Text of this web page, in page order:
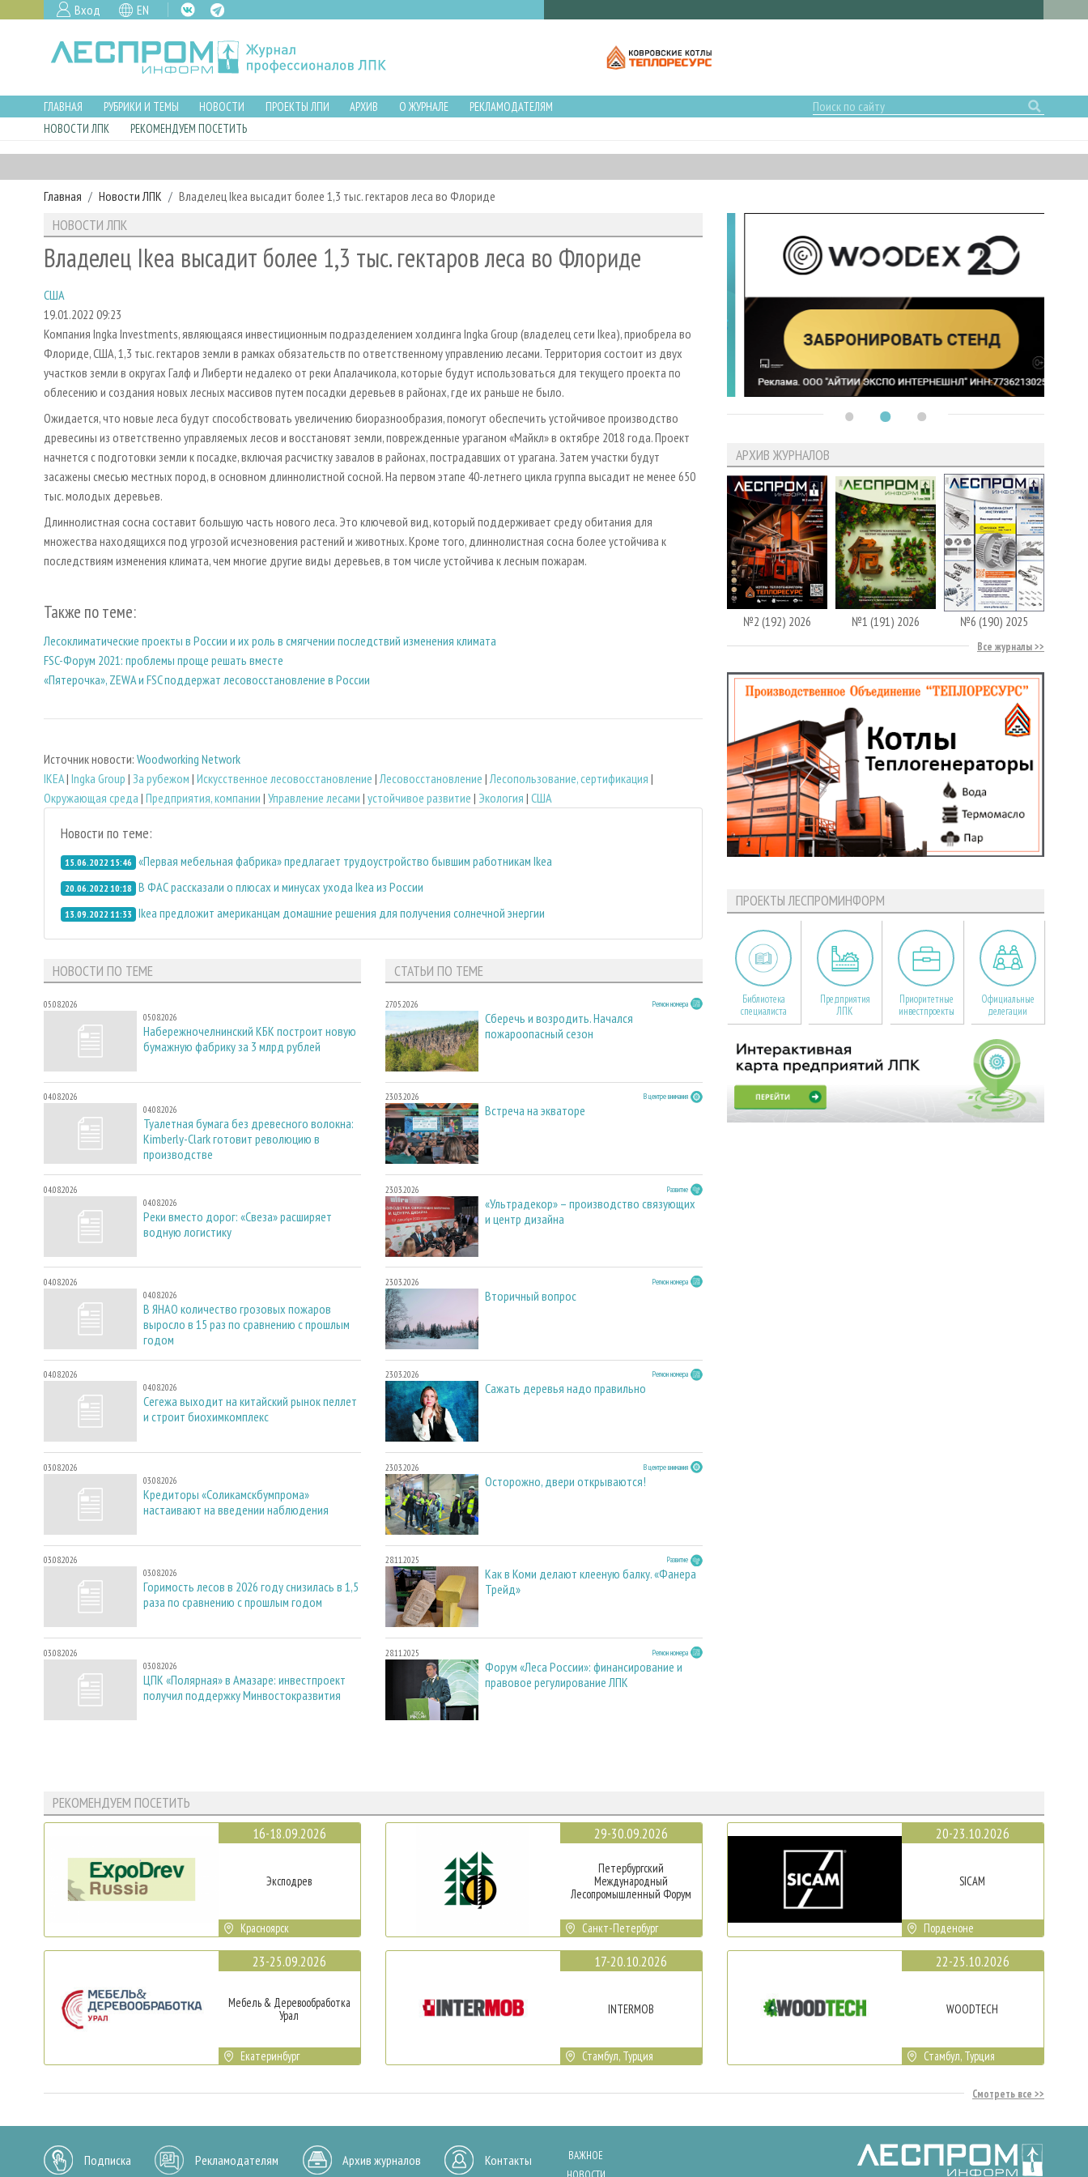
Вход EN
ГЛАВНАЯ РУБРИКИ И ТЕМЫ НОВОСТИ ПРОЕКТЫ ЛПИ АРХИВ О ЖУРНАЛЕ
РЕКЛАМОДАТЕЛЯМ
НОВОСТИ ЛПК
РЕКОМЕНДУЕМ ПОСЕТИТЬ
Главная Новости ЛПК Владелец Ikea высадит более 1,3 тыс. гектаров леса во Флориде
НОВОСТИ ЛПК
Владелец Ikea высадит более 1,3 тыс. гектаров леса во Флориде
США
19.01.2022 09:23
Компания Ingka Investments, являющаяся инвестиционным подразделением холдинга Ingka Group (владелец сети Ikea), приобрела во
Флориде, США, 1,3 тыс. гектаров земли в рамках обязательств по ответственному управлению лесами. Территория состоит из двух
участков земли в округах Галф и Либерти недалеко от реки Апалачикола, которые будут использоваться для текущего проекта по
облесению и создания новых лесных массивов путем посадки деревьев в районах, где их раньше не было.
Ожидается, что новые леса будут способствовать увеличению биоразнообразия, помогут обеспечить устойчивое производство
древесины из ответственно управляемых лесов и восстановят земли, поврежденные ураганом «Майкл» в октябре 2018 года. Проект
начнется с подготовки земли к посадке, включая расчистку завалов в районах, пострадавших от урагана. Затем участки будут
засажены смесью местных пород, в основном длиннолистной сосной. На первом этапе 40-летнего цикла группа высадит не менее 650
тыс. молодых деревьев.
Длиннолистная сосна составит большую часть нового леса. Это ключевой вид, который поддерживает среду обитания для
множества находящихся под угрозой исчезновения растений и животных. Кроме того, длиннолистная сосна более устойчива к
последствиям изменения климата, чем многие другие виды деревьев, в том числе устойчива к лесным пожарам.
Также по теме:
Лесоклиматические проекты в России и их роль в смягчении последствий изменения климата
FSC-Форум 2021: проблемы проще решать вместе
«Пятерочка», ZEWA и FSC поддержат лесовосстановление в России
Источник новости: Woodworking Network
IKEA| Ingka Group | За рубежом | Искусственное лесовосстановление |Лесовосстановление |Лесопользование, сертификация |
Окружающая среда | Предприятия, компании | Управление лесами | устойчивое развитие | Экология | США
Новости по теме:
15.06.2022 15:46 «Первая мебельная фабрика» предлагает трудоустройство бывшим работникам Ikea
20.06.2022 10:18 В ФАС рассказали о плюсах и минусах ухода Ikea из России
13.09.2022 11:33 Ikea предложит американцам домашние решения для получения солнечной энергии
НОВОСТИ ПО ТЕМЕ
05.08.2026
05.08.2026
Набережночелнинский КБК построит новую
бумажную фабрику за 3 млрд рублей
04.08.2026
04.08.2026
Туалетная бумага без древесного волокна:
Kimberly-Clark готовит революцию в
производстве
04.08.2026
04.08.2026
Реки вместо дорог: «Свеза» расширяет
водную логистику
04.08.2026
04.08.2026
В ЯНАО количество грозовых пожаров
выросло в 15 раз по сравнению с прошлым
годом
04.08.2026
04.08.2026
Сегежа выходит на китайский рынок пеллет
и строит биохимкомплекс
03.08.2026
03.08.2026
Кредиторы «Соликамскбумпрома»
настаивают на введении наблюдения
03.08.2026
03.08.2026
Горимость лесов в 2026 году снизилась в 1,5
раза по сравнению с прошлым годом
03.08.2026
03.08.2026
ЦПК «Полярная» в Амазаре: инвестпроект
получил поддержку Минвостокразвития
СТАТЬИ ПО ТЕМЕ
27.05.2026 Регион номера
Сберечь и возродить. Начался
пожароопасный сезон
23.03.2026 В центре внимания
Встреча на экваторе
23.03.2026 Развитие
«Ультрадекор» – производство связующих
и центр дизайна
23.03.2026 Регион номера
Вторичный вопрос
23.03.2026 Регион номера
Сажать деревья надо правильно
23.03.2026 В центре внимания
Осторожно, двери открываются!
28.11.2025 Развитие
Как в Коми делают клееную балку. «Фанера
Трейд»
28.11.2025 Регион номера
Форум «Леса России»: финансирование и
правовое регулирование ЛПК
АРХИВ ЖУРНАЛОВ
№2 (192) 2026 №1 (191) 2026 №6 (190) 2025
Все журналы
ПРОЕКТЫ ЛЕСПРОМИНФОРМ
Библиотека
специалиста
Предприятия
ЛПК
Приоритетные
инвестпроекты
Официальные
делегации
РЕКОМЕНДУЕМ ПОСЕТИТЬ
16-18.09.2026
Эксподрев
Красноярск
23-25.09.2026
Мебель & Деревообработка
Урал
Екатеринбург
29-30.09.2026
Петербургский
Международный
Лесопромышленный Форум
Санкт-Петербург
17-20.10.2026
INTERMOB
Стамбул, Турция
20-23.10.2026
SICAM
Порденоне
22-25.10.2026
WOODTECH
Стамбул, Турция
Смотреть все
Подписка Рекламодателям Архив журналов Контакты
ВАЖНОЕ